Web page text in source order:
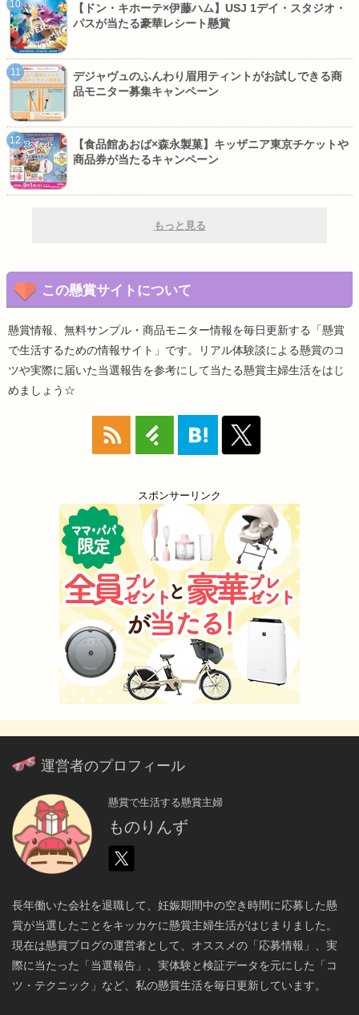
【ドン・キホーテ×伊藤ハム】USJ 1デイ・スタジオ・
パスが当たる豪華レシート懸賞
デジャヴュのふんわり眉用ティントがお試しできる商
品モニター募集キャンペーン
【食品館あおば×森永製菓】キッザニア東京チケットや
商品券が当たるキャンペーン
もっと見る
この懸賞サイトについて
懸賞情報、無料サンプル・商品モニター情報を毎日更新する「懸賞
で生活するための情報サイト」です。リアル体験談による懸賞のコ
ツや実際に届いた当選報告を参考にして当たる懸賞主婦生活をはじ
めましょう☆
スポンサーリンク
運営者のプロフィール
懸賞で生活する懸賞主婦
ものりんず
長年働いた会社を退職して、妊娠期間中の空き時間に応募した懸
賞が当選したことをキッカケに懸賞主婦生活がはじまりました。
現在は懸賞ブログの運営者として、オススメの「応募情報」、実
際に当たった「当選報告」、実体験と検証データを元にした「コ
ツ・テクニック」など、私の懸賞生活を毎日更新しています。